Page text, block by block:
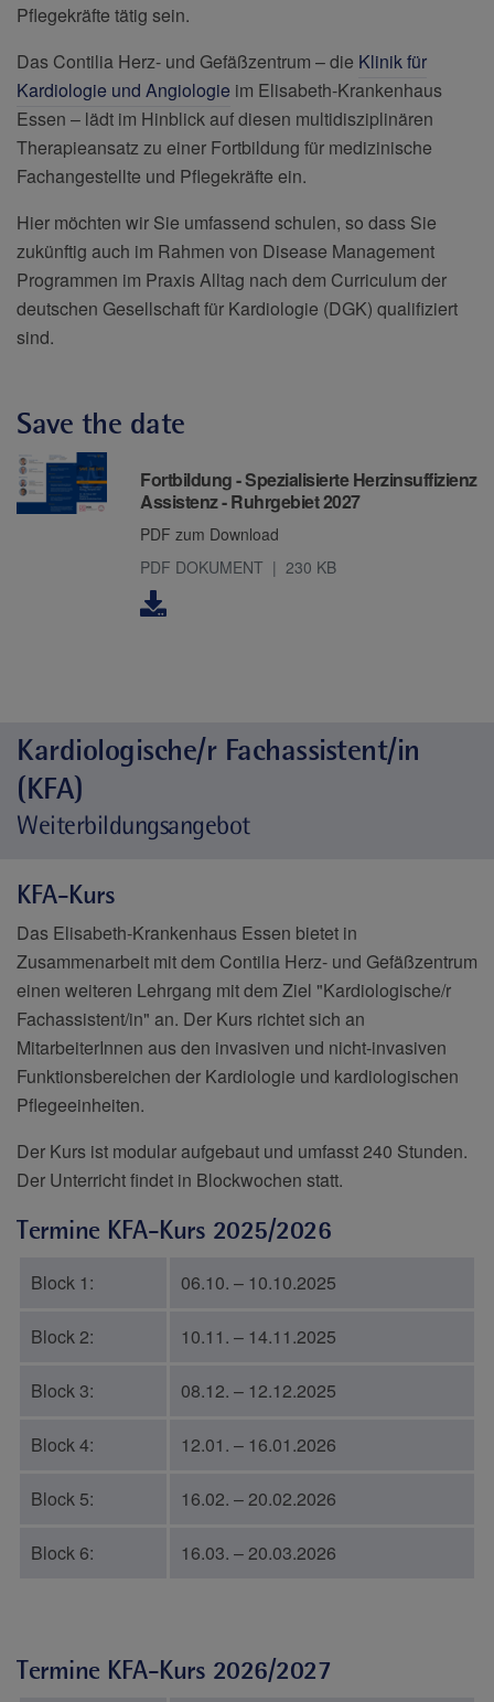
Pflegekräfte tätig sein.
Das Contilia Herz- und Gefäßzentrum – die Klinik für
Kardiologie und Angiologie im Elisabeth-Krankenhaus
Essen – lädt im Hinblick auf diesen multidisziplinären
Therapieansatz zu einer Fortbildung für medizinische
Fachangestellte und Pflegekräfte ein.
Hier möchten wir Sie umfassend schulen, so dass Sie
zukünftig auch im Rahmen von Disease Management
Programmen im Praxis Alltag nach dem Curriculum der
deutschen Gesellschaft für Kardiologie (DGK) qualifiziert
sind.
Save the date
Downloads
Fortbildung - Spezialisierte Herzinsuffizienz
Assistenz - Ruhrgebiet 2027
PDF zum Download
PDF DOKUMENT
230 KB
Kardiologische/r Fachassistent/in
(KFA)
Weiterbildungsangebot
KFA-Kurs
Das Elisabeth-Krankenhaus Essen bietet in
Zusammenarbeit mit dem Contilia Herz- und Gefäßzentrum
einen weiteren Lehrgang mit dem Ziel "Kardiologische/r
Fachassistent/in" an. Der Kurs richtet sich an
MitarbeiterInnen aus den invasiven und nicht-invasiven
Funktionsbereichen der Kardiologie und kardiologischen
Pflegeeinheiten.
Der Kurs ist modular aufgebaut und umfasst 240 Stunden.
Der Unterricht findet in Blockwochen statt.
Termine KFA-Kurs 2025/2026
Block 1: 06.10. – 10.10.2025
Block 2: 10.11. – 14.11.2025
Block 3: 08.12. – 12.12.2025
Block 4: 12.01. – 16.01.2026
Block 5: 16.02. – 20.02.2026
Block 6: 16.03. – 20.03.2026
Termine KFA-Kurs 2026/2027